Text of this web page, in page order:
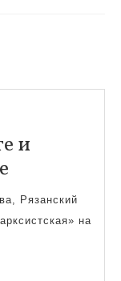
и
по
Рязанский
на